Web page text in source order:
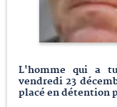
L'homme qui a
vendredi 23
placé en détention